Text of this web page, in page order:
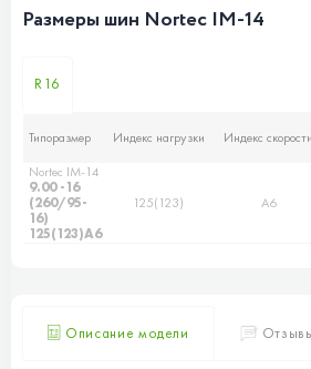
Размеры шин Nortec IM-14
R16
Типоразмер Индекс нагрузки Индекс скорости
Nortec IM-14
9.00 -16
(260/95-
16)
125(123)A6
125(123) A6
Описание модели